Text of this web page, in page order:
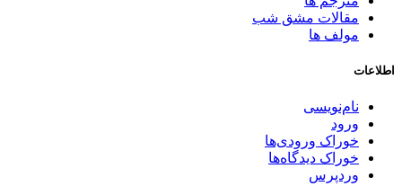
مقالات مشق شب
مولف ها
اطلاعات
نام‌نویسی
ورود
خوراک ورودی‌ها
خوراک دیدگاه‌ها
وردپرس